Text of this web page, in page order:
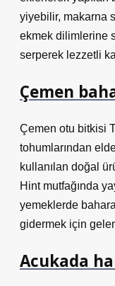
yiyebilir, makarna
ekmek dilimlerine
serperek lezzetli
Çemen
Çemen otu bitkisi
tohumlarından
kullanılan doğal
Hint mutfağında
yemeklerde
gidermek için
Acukada